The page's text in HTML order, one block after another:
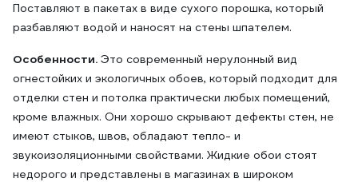
Поставляют в пакетах в виде сухого порошка, который
разбавляют водой и наносят на стены шпателем.
Особенности. Это современный нерулонный вид
огнестойких и экологичных обоев, который подходит для
отделки стен и потолка практически любых помещений,
кроме влажных. Они хорошо скрывают дефекты стен, не
имеют стыков, швов, обладают тепло- и
звукоизоляционными свойствами. Жидкие обои стоят
недорого и представлены в магазинах в широком